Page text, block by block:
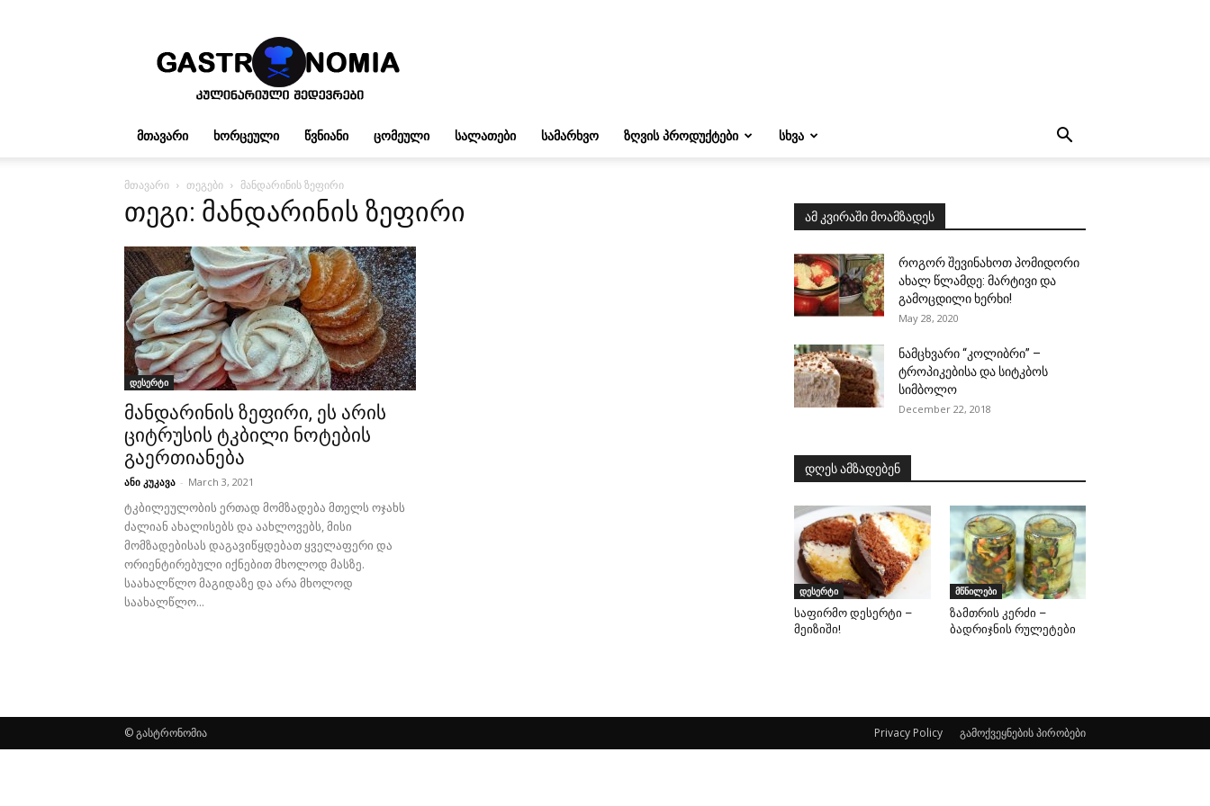
გასტრონომია
ᲛᲗᲐᲕᲐᲠᲘ ᲮᲝᲠᲪᲔᲣᲚᲘ ᲬᲕᲜᲘᲐᲜᲘ ᲪᲝᲛᲔᲣᲚᲘ ᲡᲐᲚᲐᲗᲔᲑᲘ ᲡᲐᲛᲐᲠᲮᲕᲝ ᲖᲦᲕᲘᲡ ᲞᲠᲝᲓᲣᲥᲢᲔᲑᲘ ᲡᲮᲕᲐ
მთავარი თეგები მანდარინის ზეფირი
თეგი: მანდარინის ზეფირი
დესერტი
მანდარინის ზეფირი, ეს არის
ციტრუსის ტკბილი ნოტების
გაერთიანება
ანი კუკავა - March 3, 2021
ტკბილეულობის ერთად მომზადება მთელს ოჯახს
ძალიან ახალისებს და აახლოვებს, მისი
მომზადებისას დაგავიწყდებათ ყველაფერი და
ორიენტირებული იქნებით მხოლოდ მასზე.
საახალწლო მაგიდაზე და არა მხოლოდ
საახალწლო...
ამ კვირაში მოამზადეს
როგორ შევინახოთ პომიდორი
ახალ წლამდე: მარტივი და
გამოცდილი ხერხი!
May 28, 2020
ნამცხვარი “კოლიბრი” –
ტროპიკებისა და სიტკბოს
სიმბოლო
December 22, 2018
დღეს ამზადებენ
დესერტი
საფირმო დესერტი –
მეიზიში!
მწნილები
ზამთრის კერძი –
ბადრიჯნის რულეტები
Privacy Policy გამოქვეყნების პირობები
© გასტრონომია